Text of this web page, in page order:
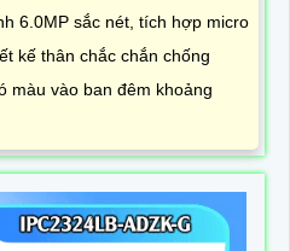
6.0MP sắc nét, tích hợp micro
kế thân chắc chắn chống
màu vào ban đêm khoảng